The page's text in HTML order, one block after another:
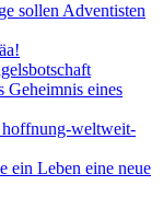
sollen Adventisten
Geheimnis eines
weltweit-
ein Leben eine neue